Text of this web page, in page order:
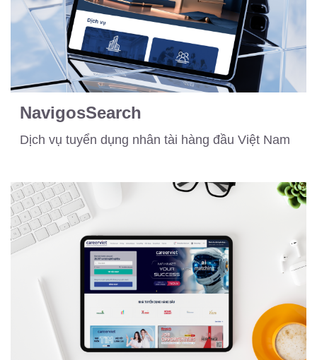
NavigosSearch
Dịch vụ tuyển dụng nhân tài hàng đầu Việt Nam